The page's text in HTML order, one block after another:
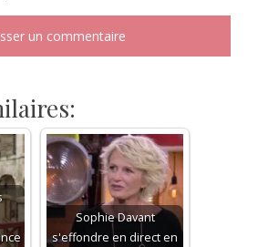
Sophie Davant
s'effondre en direct en